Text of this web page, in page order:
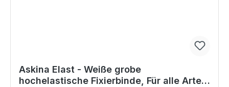
Askina Elast - Weiße grobe
hochelastische Fixierbinde, Für alle Arten